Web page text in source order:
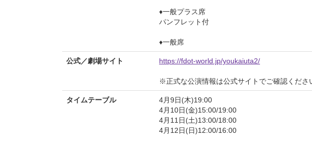
♦︎一般プラス席
パンフレット付
♦︎一般席
公式／劇場サイト https://fdot-world.jp/youkaiuta2/
※正式な公演情報は公式サイトでご確認くださ
タイムテーブル
4月9日(木)19:00
4月10日(金)15:00/19:00
4月11日(土)13:00/18:00
4月12日(日)12:00/16:00